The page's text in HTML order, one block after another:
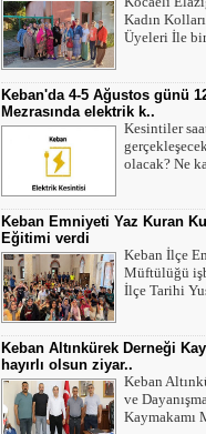
Kadın
Üyeleri İle
Keban'da 4-5 Ağustos günü
Mezrasında elektrik k..
Kesintiler
olacak? Ne
Keban Emniyeti Yaz Kuran
Eğitimi verdi
Keban İlçe
Müftülüğü
İlçe Tarihi
Keban Altınkürek Derneği
hayırlı olsun ziyar..
Keban
ve
Kaymakamı